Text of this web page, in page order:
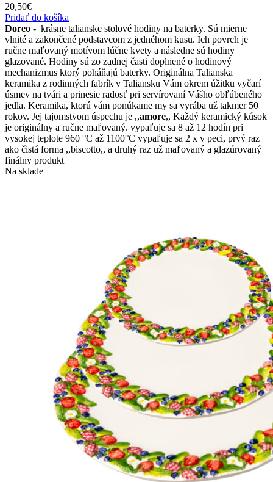
20,50€
Pridať do košíka
Doreo - krásne talianske stolové hodiny na baterky. Sú mierne
vlnité a zakončené podstavcom z jednéhom kusu. Ich povrch je
ručne maľovaný motívom lúčne kvety a následne sú hodiny
glazované. Hodiny sú zo zadnej časti doplnené o hodinový
mechanizmus ktorý poháňajú baterky. Originálna Talianska
keramika z rodinných fabrík v Taliansku Vám okrem úžitku vyčarí
úsmev na tvári a prinesie radosť pri servírovaní Vášho obľúbeného
jedla. Keramika, ktorú vám ponúkame my sa vyrába už takmer 50
rokov. Jej tajomstvom úspechu je ,,amore,, Každý keramický kúsok
je originálny a ručne maľovaný. vypaľuje sa 8 až 12 hodín pri
vysokej teplote 960 °C až 1100°C vypaľuje sa 2 x v peci, prvý raz
ako čistá forma ,,biscotto,, a druhý raz už maľovaný a glazúrovaný
finálny produkt
Na sklade